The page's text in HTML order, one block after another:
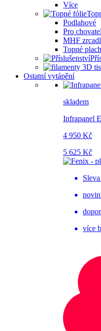
Více
Podlahové
Pro
MHF
Topné
Ostatní vytápění
skladem
Infrapanel
4 950 Kč
5 625 Kč
více